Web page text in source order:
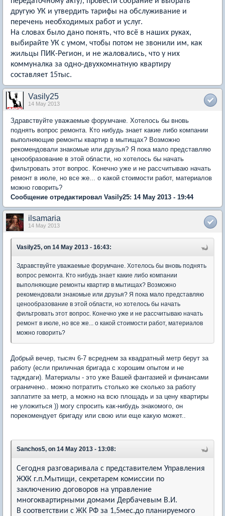
другую УК и утвердить тарифы на обслуживание и
перечень необходимых работ и услуг.
На словах было дано понять, что всё в наших руках,
выбирайте УК с умом, чтобы потом не звонили им, как
жильцы ПИК-Регион, и не жаловались, что у них
коммуналка за одно-двухкомнатную квартиру
составляет 15тыс.
Vasily25
14 May 2013
Здравствуйте уважаемые форумчане. Хотелось бы вновь
поднять вопрос ремонта. Кто нибудь знает какие либо компании
выполняющие ремонты квартир в мытищах? Возможно
рекомендовали знакомые или друзья? Я пока мало представляю
ценообразование в этой области, но хотелось бы начать
фильтровать этот вопрос. Конечно уже и не рассчитываю начать
ремонт в июле, но все же... о какой стоимости работ, материалов
можно говорить?
Сообщение отредактировал Vasily25: 14 May 2013 - 19:44
ilsamaria
14 May 2013
Vasily25, on 14 May 2013 - 16:43:
Здравствуйте уважаемые форумчане. Хотелось бы вновь поднять
вопрос ремонта. Кто нибудь знает какие либо компании
выполняющие ремонты квартир в мытищах? Возможно
рекомендовали знакомые или друзья? Я пока мало представляю
ценообразование в этой области, но хотелось бы начать
фильтровать этот вопрос. Конечно уже и не рассчитываю начать
ремонт в июле, но все же... о какой стоимости работ, материалов
можно говорить?
Добрый вечер, тысяч 6-7 всреднем за квадратный метр берут за
работу (если приличная бригада с хорошим опытом и не
тадждаги). Материалы - это уже Вашей фантазией и финансами
ограничено.. можно потратить столько же сколько за работу
заплатите за метр, а можно на всю площадь и за цену квартиры
не уложиться )) могу спросить как-нибудь знакомого, он
порекомендует бригаду или свою или еще какую может..
Sanchos5, on 14 May 2013 - 13:08:
Сегодня разговаривала с представителем Управления
ЖХК г.п.Мытищи, секретарем комиссии по
заключению договоров на управление
многоквартирными домами Дербачевым В.И.
В соответствии с ЖК РФ за 1,5мес.до планируемого